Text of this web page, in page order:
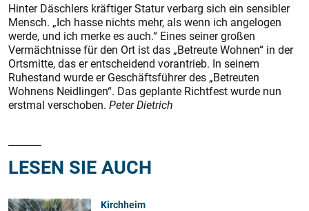
Hinter Däschlers kräftiger Statur verbarg sich ein sensibler
Mensch. „Ich hasse nichts mehr, als wenn ich angelogen
werde, und ich merke es auch.“ Eines seiner großen
Vermächtnisse für den Ort ist das „Betreute Wohnen“ in der
Ortsmitte, das er entscheidend vorantrieb. In seinem
Ruhestand wurde er Geschäftsführer des „Betreuten
Wohnens Neidlingen“. Das geplante Richtfest wurde nun
erstmal verschoben. Peter Dietrich
LESEN SIE AUCH
Kirchheim